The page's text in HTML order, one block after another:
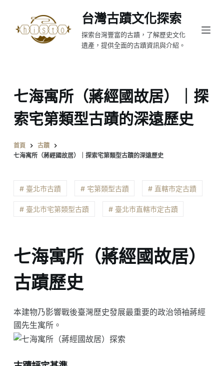
至
台灣古蹟文化探索
探索台灣豐富的古蹟，了解歷史文化
遺產，提供全面的古蹟資訊與介紹。
七海寓所（蔣經國故居）｜探
索宅第類型古蹟的深遠歷史
首頁
古蹟
七海寓所（蔣經國故居）｜探索宅第類型古蹟的深遠歷史
# 臺北市古蹟 # 宅第類型古蹟 # 直轄市定古蹟
# 臺北市宅第類型古蹟 # 臺北市直轄市定古蹟
七海寓所（蔣經國故居）
古蹟歷史
本建物乃影響戰後臺灣歷史發展最重要的政治領袖蔣經
國先生寓所。